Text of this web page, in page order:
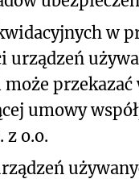
w
urządzeń
umowy
z o.o.